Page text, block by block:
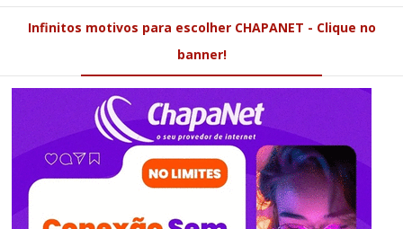
Infinitos motivos para escolher CHAPANET - Clique no
banner!